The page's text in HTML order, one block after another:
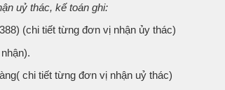
uỷ thác, kế toán ghi:
(chi tiết từng đơn vị nhận ủy thác)
chi tiết từng đơn vị nhận uỷ thác)